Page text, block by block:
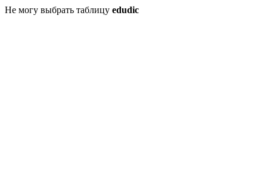
Не могу выбрать таблицу edudic